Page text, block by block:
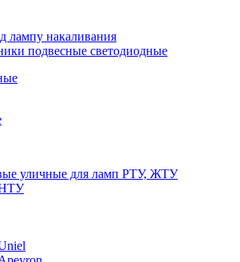
накаливания
подвесные светодиодные
уличные для ламп РТУ, ЖТУ
НТУ